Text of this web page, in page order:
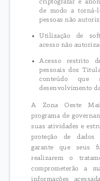
criptografar e
de modo a
pessoas não
Utilização de
acesso não
Acesso restrito
pessoais dos
conteúdo que
desenvolvimento
A Zona Oeste
programa de
suas atividades e
proteção de dados
garante que seus
realizarem o
comprometerão a
informações